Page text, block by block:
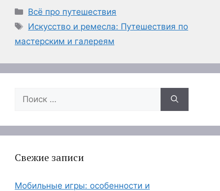
Рубрики
Всё про путешествия
Метки
Искусство и ремесла: Путешествия по
мастерским и галереям
Поиск:
Свежие записи
Мобильные игры: особенности и